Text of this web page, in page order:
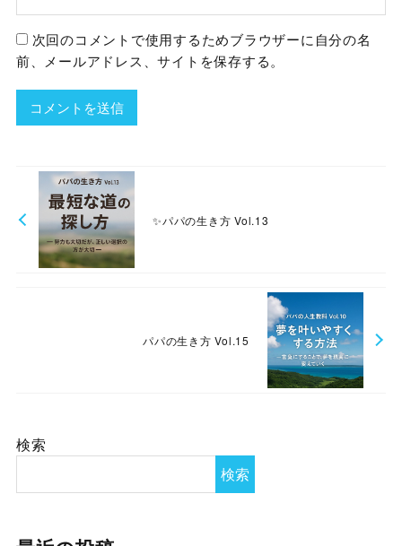
次回のコメントで使用するためブラウザーに自分の名
前、メールアドレス、サイトを保存する。
✨パパの生き方 Vol.13
パパの生き方 Vol.15
検索
検索